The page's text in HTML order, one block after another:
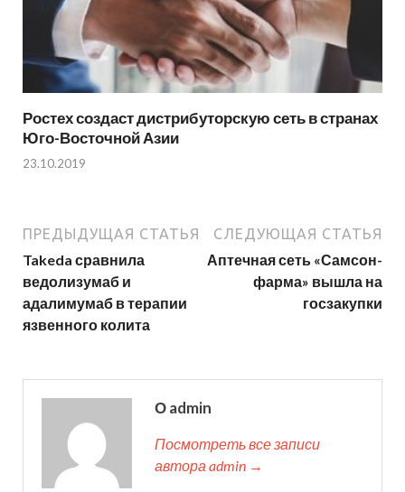
Ростех создаст дистрибуторскую сеть в странах
Юго-Восточной Азии
23.10.2019
ПРЕДЫДУЩАЯ СТАТЬЯ
Takeda сравнила
ведолизумаб и
адалимумаб в терапии
язвенного колита
СЛЕДУЮЩАЯ СТАТЬЯ
Аптечная сеть «Самсон-
фарма» вышла на
госзакупки
О admin
Посмотреть все записи
автора admin →